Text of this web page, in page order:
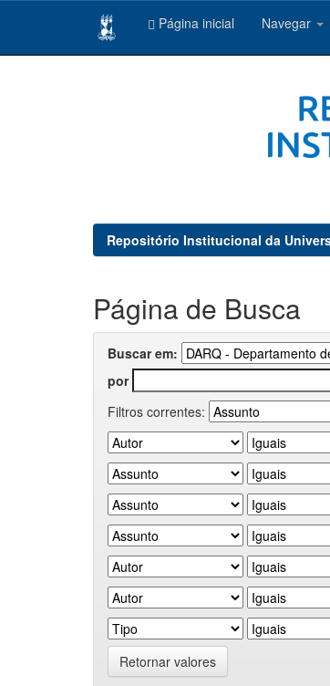
Página inicial Navegar
Repositório Institucional da
Página de Busca
Buscar em:
por
Filtros correntes:
Retornar valores